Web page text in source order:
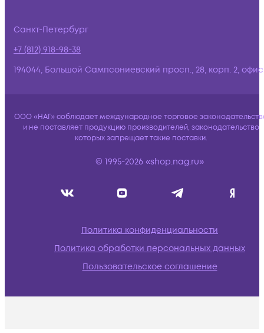
Санкт-Петербург
+7 (812) 918-98-38
194044, Большой Сампсониевский просп., 28, корп. 2,
ООО «НАГ» соблюдает международное торговое
и не поставляет продукцию производителей, законодательство
которых запрещает такие поставки.
© 1995-2026 «shop.nag.ru»
Политика конфиденциальности
Политика обработки персональных данных
Пользовательское соглашение